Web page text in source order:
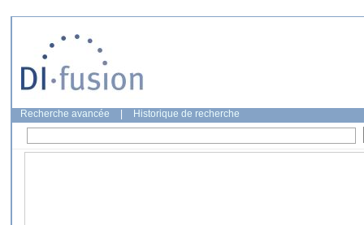
Recherche avancée Historique de recherche